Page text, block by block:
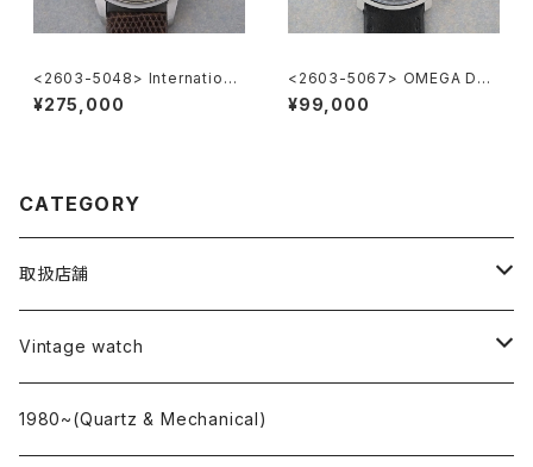
<2603-5048> Internationa
l National Co. Ref.648A
¥275,000
<2603-5067> OMEGA DE-
VILLE
¥99,000
CATEGORY
取扱店舗
L o'clock
"delve"
Vintage watch
海外ブランド
1980~(Quartz & Mechanical)